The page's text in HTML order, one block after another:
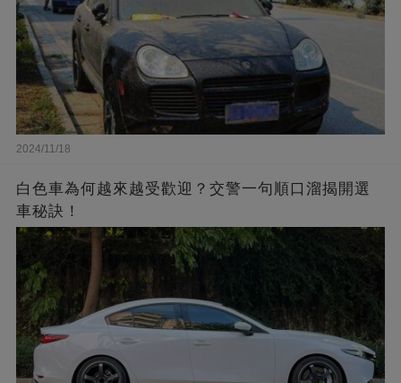
2024/11/18
白色車為何越來越受歡迎？交警一句順口溜揭開選
車秘訣！